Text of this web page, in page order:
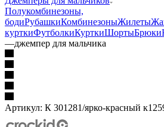
Полукомбинезоны,
бодиРубашкиКомбинезоныЖилеты
курткиФутболкиКурткиШортыБрюки
—джемпер для мальчика
Артикул: К 301281/ярко-красный